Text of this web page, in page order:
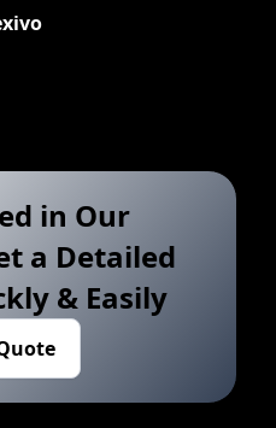
in Our
a Detailed
& Easily